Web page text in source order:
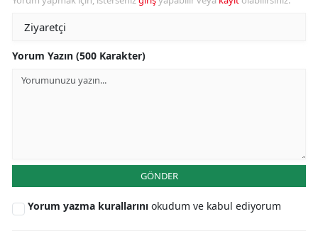
Yorum Yazın (500 Karakter)
GÖNDER
Yorum yazma kurallarını okudum ve kabul ediyorum